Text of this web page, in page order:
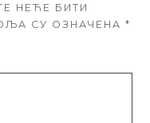
НЕЋЕ БИТИ
СУ ОЗНАЧЕНА *